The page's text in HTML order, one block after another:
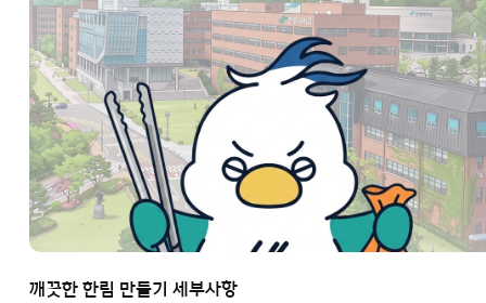
깨끗한 한림 만들기 세부사항